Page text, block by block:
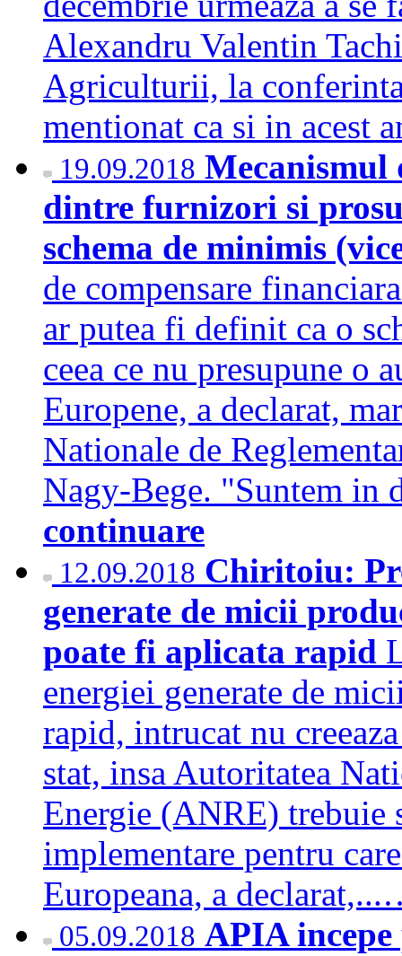
Alexandru Valentin
Agriculturii, la
mentionat ca si in acest
19.09.2018 Mecanismul
dintre furnizori si
schema de minimis
de compensare
ar putea fi definit ca o
ceea ce nu presupune o
Europene, a declarat,
Nationale de
Nagy-Bege. "Suntem
continuare
12.09.2018 Chiritoiu:
generate de micii
poate fi aplicata rapid
energiei generate de
rapid, intrucat nu
stat, insa Autoritatea
Energie (ANRE) trebuie
implementare pentru
Europeana, a
05.09.2018 APIA